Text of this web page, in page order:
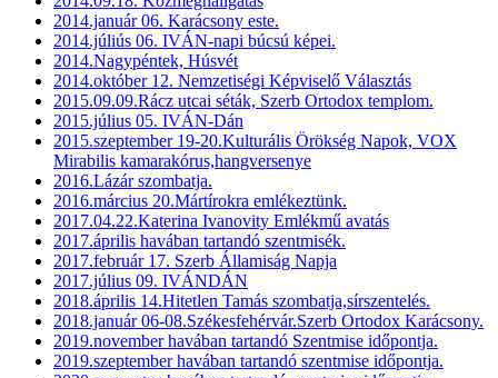
2014.január 06. Karácsony este.
2014.júliús 06. IVÁN-napi búcsú képei.
2014.Nagypéntek, Húsvét
2014.október 12. Nemzetiségi Képviselő Választás
2015.09.09.Rácz utcai séták, Szerb Ortodox templom.
2015.július 05. IVÁN-Dán
2015.szeptember 19-20.Kulturális Örökség Napok, VOX
Mirabilis kamarakórus,hangversenye
2016.Lázár szombatja.
2016.március 20.Mártírokra emlékeztünk.
2017.04.22.Katerina Ivanovity Emlékmű avatás
2017.április havában tartandó szentmisék.
2017.február 17. Szerb Államiság Napja
2017.július 09. IVÁNDÁN
2018.április 14.Hitetlen Tamás szombatja,sírszentelés.
2018.január 06-08.Székesfehérvár.Szerb Ortodox Karácsony.
2019.november havában tartandó Szentmise időpontja.
2019.szeptember havában tartandó szentmise időpontja.